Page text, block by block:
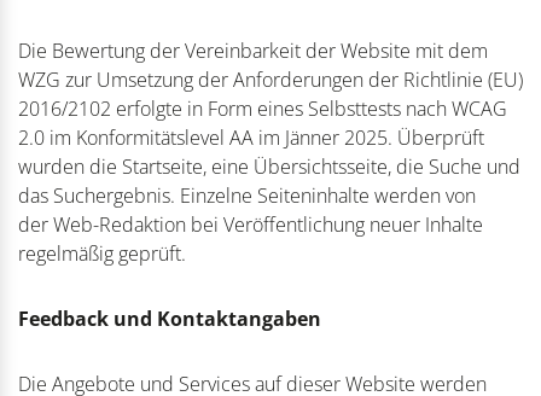
Die Bewertung der Vereinbarkeit der Website mit dem
WZG zur Umsetzung der Anforderungen der Richtlinie (EU)
2016/2102 erfolgte in Form eines Selbsttests nach WCAG
2.0 im Konformitätslevel AA im Jänner 2025. Überprüft
wurden die Startseite, eine Übersichtsseite, die Suche und
das Suchergebnis. Einzelne Seiteninhalte werden von
der Web-Redaktion bei Veröffentlichung neuer Inhalte
regelmäßig geprüft.
Feedback und Kontaktangaben
Die Angebote und Services auf dieser Website werden